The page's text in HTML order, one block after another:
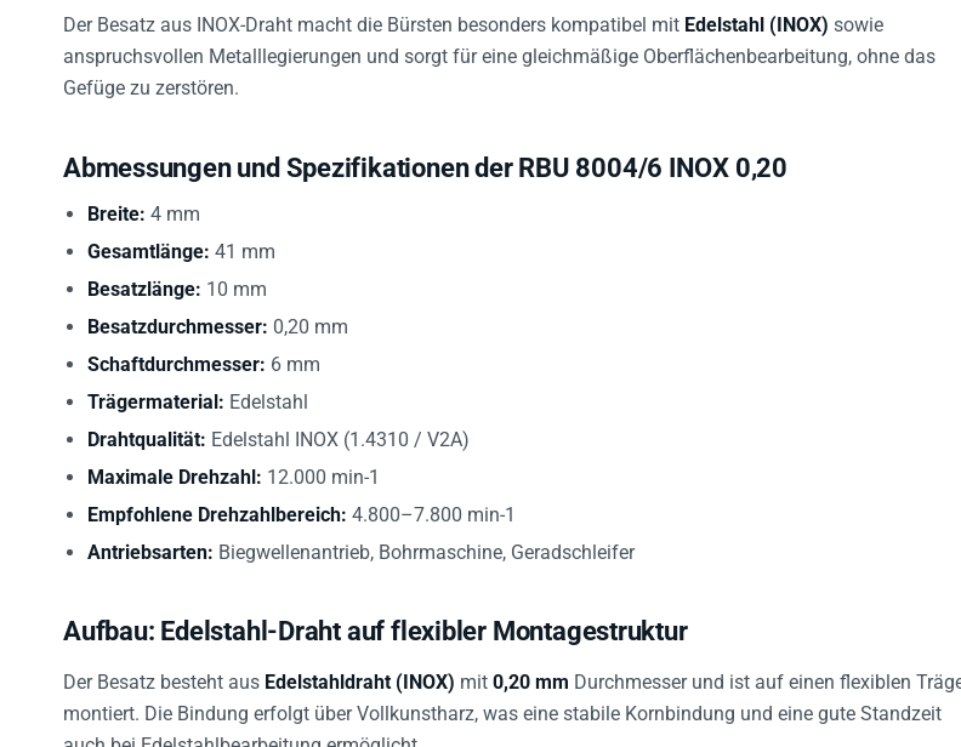
Der Besatz aus INOX-Draht macht die Bürsten besonders kompatibel mit Edelstahl (INOX)
sowie
anspruchsvollen Metalllegierungen und sorgt für eine gleichmäßige Oberflächenbearbeitung, ohne das
Gefüge zu zerstören.
Abmessungen und Spezifikationen der RBU 8004/6 INOX 0,20
Breite:
4 mm
Gesamtlänge:
41 mm
Besatzlänge:
10 mm
Besatzdurchmesser:
0,20 mm
Schaftdurchmesser:
6 mm
Trägermaterial: Edelstahl
Drahtqualität: Edelstahl INOX (1.4310 / V2A)
Maximale Drehzahl: 12.000 min-1
Empfohlene Drehzahlbereich:
4.800–7.800 min-1
Antriebsarten:
Biegwellenantrieb, Bohrmaschine, Geradschleifer
Aufbau: Edelstahl-Draht auf flexibler Montagestruktur
Der Besatz besteht aus Edelstahldraht (INOX) mit 0,20 mm
Durchmesser und ist auf einen flexiblen Träger
montiert. Die Bindung erfolgt über Vollkunstharz, was eine stabile Kornbindung und eine gute Standzeit
auch bei Edelstahlbearbeitung ermöglicht.